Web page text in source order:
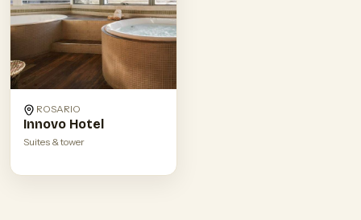
ROSARIO
Innovo Hotel
Suites & tower